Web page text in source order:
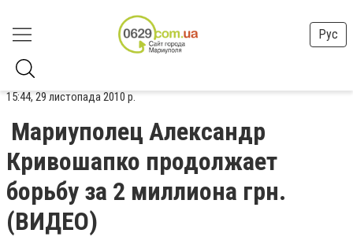
Рус
15:44, 29 листопада 2010 р.
Мариуполец Александр
Кривошапко продолжает
борьбу за 2 миллиона грн.
(ВИДЕО)